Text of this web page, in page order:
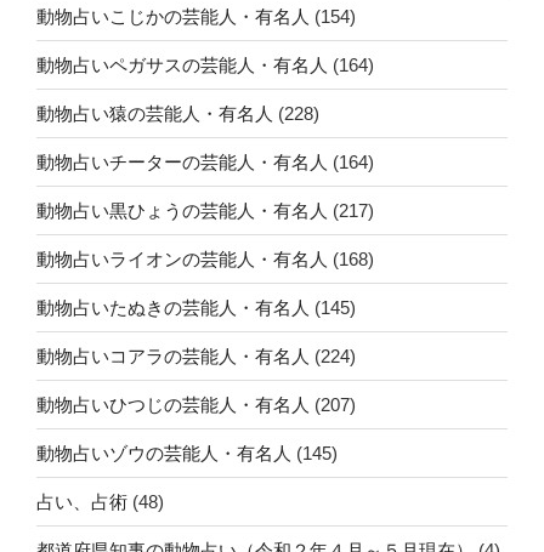
動物占いこじかの芸能人・有名人 (154)
動物占いペガサスの芸能人・有名人 (164)
動物占い猿の芸能人・有名人 (228)
動物占いチーターの芸能人・有名人 (164)
動物占い黒ひょうの芸能人・有名人 (217)
動物占いライオンの芸能人・有名人 (168)
動物占いたぬきの芸能人・有名人 (145)
動物占いコアラの芸能人・有名人 (224)
動物占いひつじの芸能人・有名人 (207)
動物占いゾウの芸能人・有名人 (145)
占い、占術 (48)